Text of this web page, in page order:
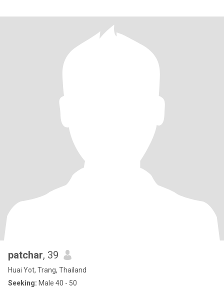
patchar, 39
Huai Yot, Trang, Thailand
Seeking: Male 40 - 50